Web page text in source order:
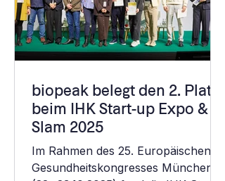
Oberarmmanschette leisten wir
einen innov
biopeak belegt den 2. Platz
beim IHK Start-up Expo &
Slam 2025
Im Rahmen des 25. Europäischen
Gesundheitskongresses München